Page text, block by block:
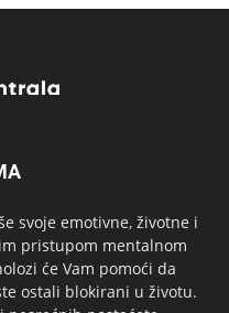
svoje emotivne, životne i
pristupom mentalnom
će Vam pomoći da
ostali blokirani u životu.